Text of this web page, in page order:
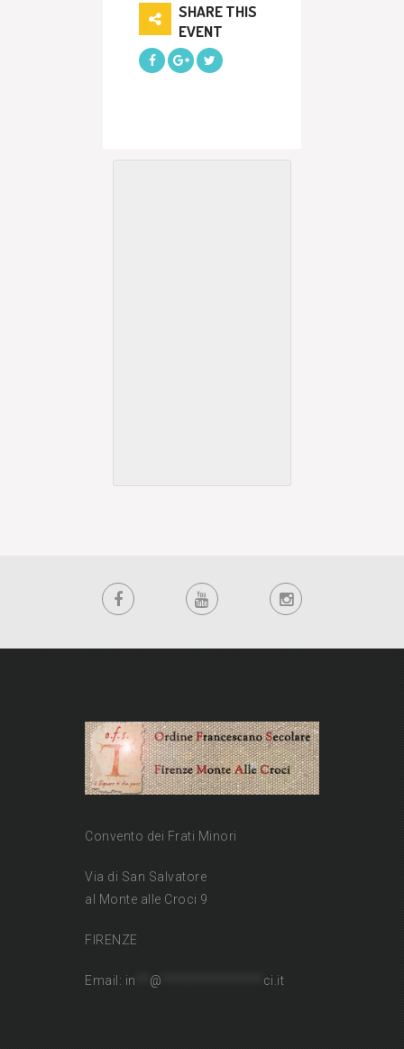
SHARE THIS
EVENT
Convento dei Frati Minori
Via di San Salvatore
al Monte alle Croci 9
FIRENZE
Email: in @ ci.it